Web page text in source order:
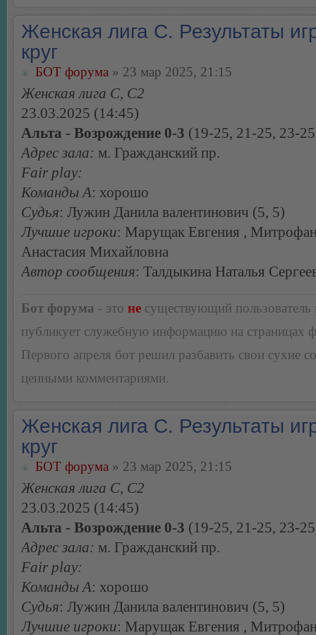
Женская лига С. Результаты
круг
БОТ форума » 23 мар 2025, 21:15
Женская лига С, С2
23.03.2025 (14:45)
Альта - Возрождение 0-3 (19-25, 21-25, 23-
Адрес зала: м. Гражданский пр.
Fair play:
Команды А: хорошо
Судья: Лужин Данила валентинович (5, 5)
Лучшие игроки: Марущак Евгения ,
Анастасия Михайловна
Автор сообщения: Талдыкина Наталья
Бот форума - это не существующий пользователь
публикует служебную информацию на страницах
Первого апреля бот решил разбавить свои сухие
ценными комментариями.
Женская лига С. Результаты
круг
БОТ форума » 23 мар 2025, 21:15
Женская лига С, С2
23.03.2025 (14:45)
Альта - Возрождение 0-3 (19-25, 21-25, 23-
Адрес зала: м. Гражданский пр.
Fair play:
Команды А: хорошо
Судья: Лужин Данила валентинович (5, 5)
Лучшие игроки: Марущак Евгения ,